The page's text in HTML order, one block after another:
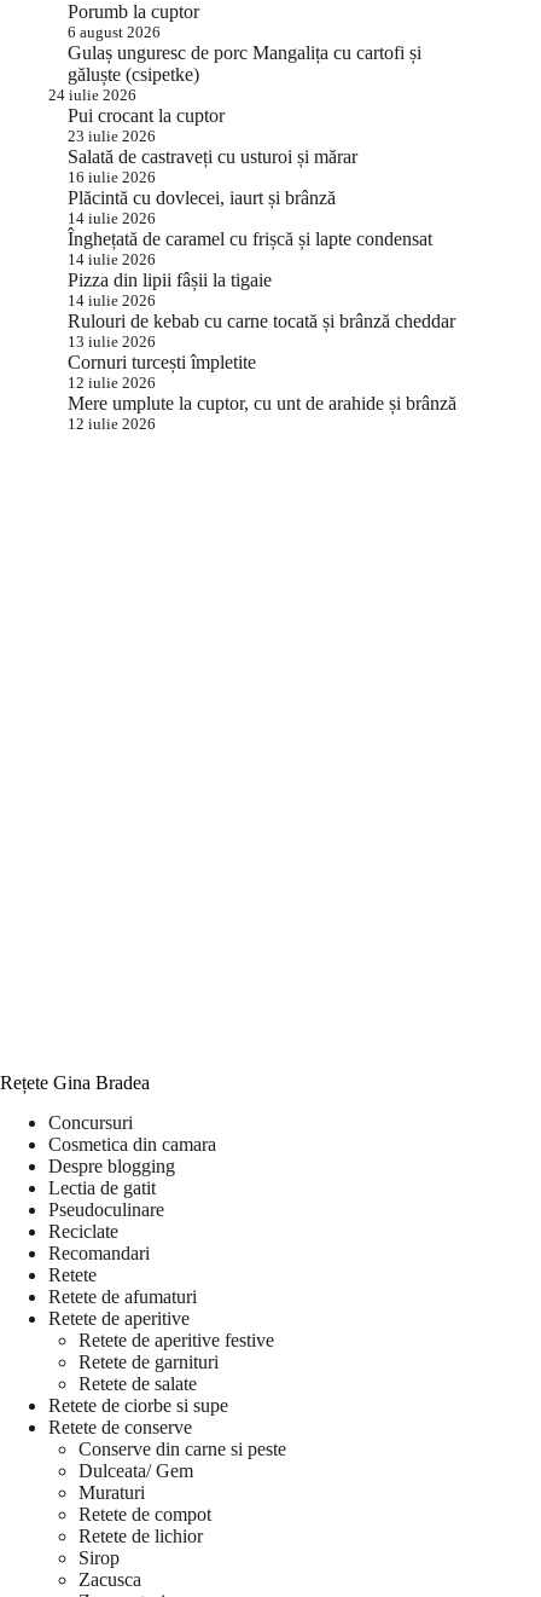
Porumb la cuptor
6 august 2026
Gulaș unguresc de porc Mangalița cu cartofi și
găluște (csipetke)
24 iulie 2026
Pui crocant la cuptor
23 iulie 2026
Salată de castraveți cu usturoi și mărar
16 iulie 2026
Plăcintă cu dovlecei, iaurt și brânză
14 iulie 2026
Înghețată de caramel cu frișcă și lapte condensat
14 iulie 2026
Pizza din lipii fâșii la tigaie
14 iulie 2026
Rulouri de kebab cu carne tocată și brânză cheddar
13 iulie 2026
Cornuri turcești împletite
12 iulie 2026
Mere umplute la cuptor, cu unt de arahide și brânză
12 iulie 2026
Rețete Gina Bradea
Concursuri
Cosmetica din camara
Despre blogging
Lectia de gatit
Pseudoculinare
Reciclate
Recomandari
Retete
Retete de afumaturi
Retete de aperitive
Retete de aperitive festive
Retete de garnituri
Retete de salate
Retete de ciorbe si supe
Retete de conserve
Conserve din carne si peste
Dulceata/ Gem
Muraturi
Retete de compot
Retete de lichior
Sirop
Zacusca